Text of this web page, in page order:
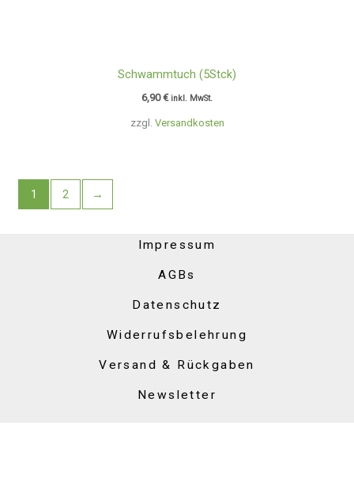
zzgl. Versandkosten
Schwammtuch (5Stck)
6,90€ inkl. MwSt.
1 2 →
Impressum
AGBs
Datenschutz
Widerrufsbelehrung
Versand & Rückgaben
Newsletter